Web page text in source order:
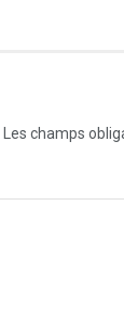
Les champs